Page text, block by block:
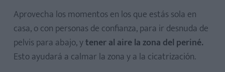
Aprovecha los momentos en los que estás sola en
casa, o con personas de confianza, para ir desnuda de
pelvis para abajo, ytener al aire la zona del periné.
Esto ayudará a calmar la zona y a la cicatrización.